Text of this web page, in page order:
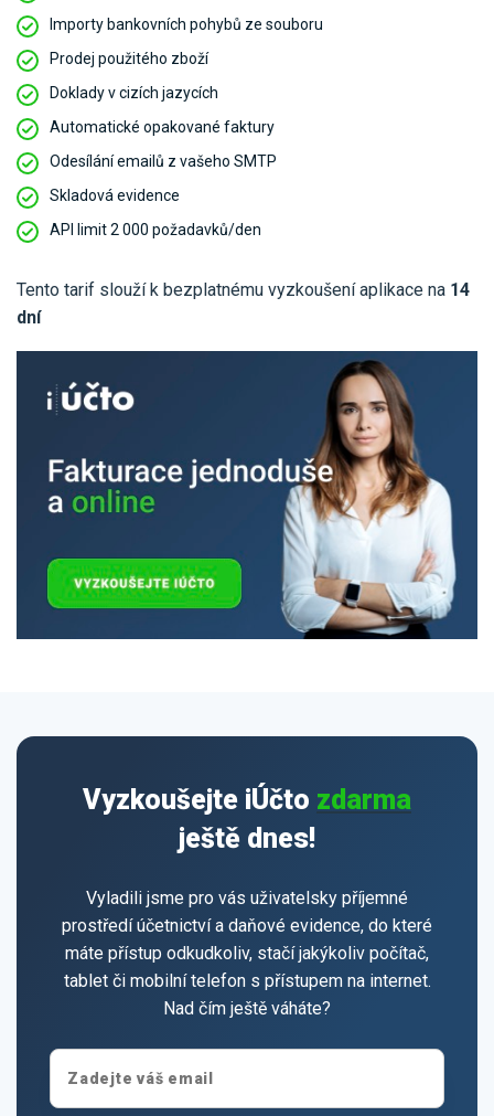
Propojení s bankou
Účetní a manažerské reporty
One Stop Shop (OSS)
Poptávka účetních služeb
Ceník účetních služeb
Pro koho je určené
Pro firmy
Pro živnostníky
VYZKOUŠET ZDARMA
Importy bankovních pohybů ze souboru
Prodej použitého zboží
Doklady v cizích jazycích
Automatické opakované faktury
Odesílání emailů z vašeho SMTP
Skladová evidence
API limit 2 000 požadavků/den
Tento tarif slouží k bezplatnému vyzkoušení aplikace na 14
dní
Vyzkoušejte iÚčto zdarma
ještě dnes!
Vyladili jsme pro vás uživatelsky příjemné
prostředí účetnictví a daňové evidence, do které
máte přístup odkudkoliv, stačí jakýkoliv počítač,
tablet či mobilní telefon s přístupem na internet.
Nad čím ještě váháte?